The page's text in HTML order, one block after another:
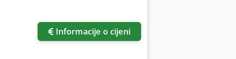
Informacije o cijeni